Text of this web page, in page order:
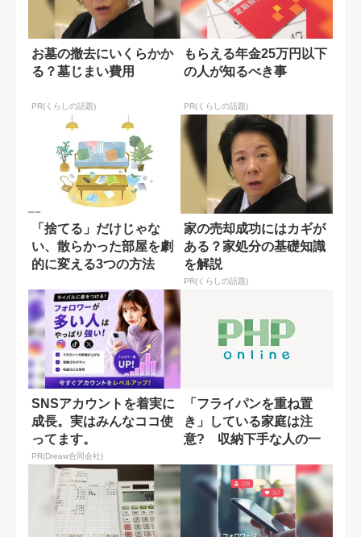
お墓の撤去にいくらかか
る？墓じまい費用
PR(くらしの話題)
もらえる年金25万円以下
の人が知るべき事
PR(くらしの話題)
「捨てる」だけじゃな
い、散らかった部屋を劇
的に変える3つの方法
家の売却成功にはカギが
ある？家処分の基礎知識
を解説
PR(くらしの話題)
SNSアカウントを着実に
成長。実はみんなココ使
ってます。
PR(Dreaw合同会社)
「フライパンを重ね置
き」している家庭は注
意? 収納下手な人の一